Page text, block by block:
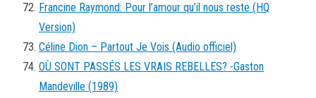
Francine Raymond: Pour l’amour qu’il nous reste (HQ
Version)
Céline Dion – Partout Je Vois (Audio officiel)
OÙ SONT PASSÉS LES VRAIS REBELLES? -Gaston
Mandeville (1989)